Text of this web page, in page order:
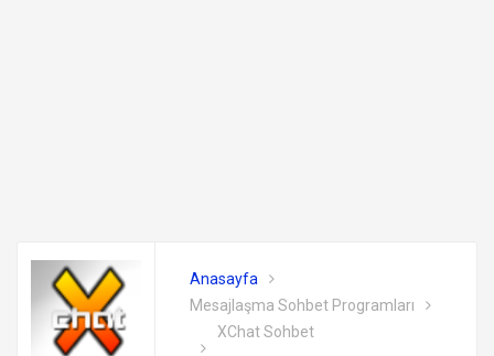
Anasayfa
Mesajlaşma Sohbet Programları
XChat Sohbet